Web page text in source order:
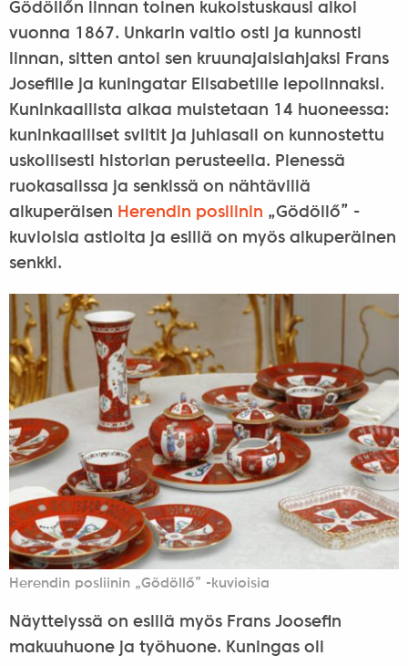
Gödöllőn linnan toinen kukoistuskausi alkoi
vuonna 1867. Unkarin valtio osti ja kunnosti
linnan, sitten antoi sen kruunajaislahjaksi Frans
Josefille ja kuningatar Elisabetille lepolinnaksi.
Kuninkaallista aikaa muistetaan 14 huoneessa:
kuninkaalliset sviitit ja juhlasali on kunnostettu
uskollisesti historian perusteella. Pienessä
ruokasalissa ja senkissä on nähtävillä
alkuperäisen Herendin posliinin „Gödöllő” -
kuvioisia astioita ja esillä on myös alkuperäinen
senkki.
Herendin posliinin „Gödöllő” -kuvioisia
Näyttelyssä on esillä myös Frans Joosefin
makuuhuone ja työhuone. Kuningas oli